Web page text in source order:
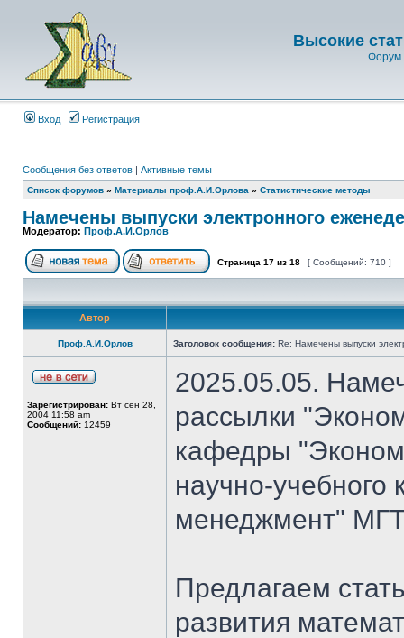
Высокие
Форум
Вход Регистрация
Сообщения без ответов | Активные темы
Список форумов » Материалы проф.А.И.Орлова » Статистические методы
Намечены выпуски электронного
Модератор: Проф.А.И.Орлов
Страница 17 из 18 [ Сообщений: 710 ]
Автор
Проф.А.И.Орлов Заголовок сообщения: Re: Намечены выпуски
Зарегистрирован: Вт сен 28,
2004 11:58 am
Сообщений: 12459
2025.05.05.
рассылки
кафедры
научно-
менеджмент"
Предлагаем
развития